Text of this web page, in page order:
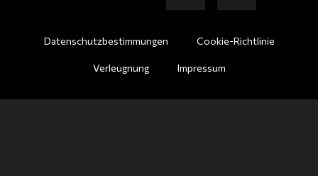
Datenschutzbestimmungen Cookie-Richtlinie
Verleugnung Impressum